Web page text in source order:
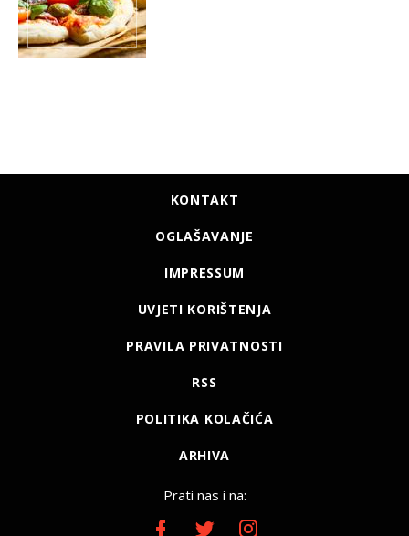
KONTAKT
OGLAŠAVANJE
IMPRESSUM
UVJETI KORIŠTENJA
PRAVILA PRIVATNOSTI
RSS
POLITIKA KOLAČIĆA
ARHIVA
Prati nas i na: